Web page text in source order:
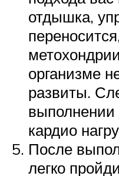
отдышка,
организме
развиты.
кардио
После
легко